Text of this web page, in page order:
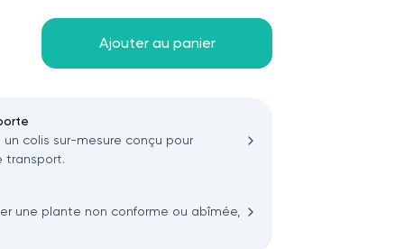
Ajouter au panier
colis sur-mesure conçu pour
transport.
une plante non conforme ou abîmée,